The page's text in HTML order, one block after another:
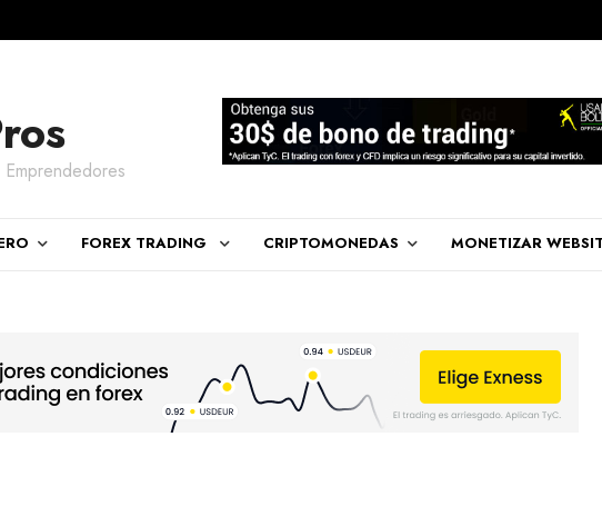
FOREX TRADING CRIPTOMONEDAS MONETIZAR